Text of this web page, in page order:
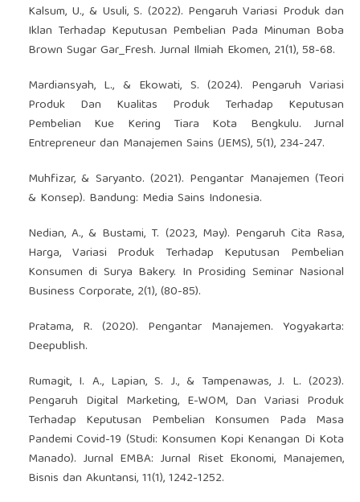
Kalsum, U., & Usuli, S. (2022). Pengaruh Variasi Produk dan
Iklan Terhadap Keputusan Pembelian Pada Minuman Boba
Brown Sugar Gar_Fresh. Jurnal Ilmiah Ekomen, 21(1), 58-68.
Mardiansyah, L., & Ekowati, S. (2024). Pengaruh Variasi
Produk Dan Kualitas Produk Terhadap Keputusan
Pembelian Kue Kering Tiara Kota Bengkulu. Jurnal
Entrepreneur dan Manajemen Sains (JEMS), 5(1), 234-247.
Muhfizar, & Saryanto. (2021). Pengantar Manajemen (Teori
& Konsep). Bandung: Media Sains Indonesia.
Nedian, A., & Bustami, T. (2023, May). Pengaruh Cita Rasa,
Harga, Variasi Produk Terhadap Keputusan Pembelian
Konsumen di Surya Bakery. In Prosiding Seminar Nasional
Business Corporate, 2(1), (80-85).
Pratama, R. (2020). Pengantar Manajemen. Yogyakarta:
Deepublish.
Rumagit, I. A., Lapian, S. J., & Tampenawas, J. L. (2023).
Pengaruh Digital Marketing, E-WOM, Dan Variasi Produk
Terhadap Keputusan Pembelian Konsumen Pada Masa
Pandemi Covid-19 (Studi: Konsumen Kopi Kenangan Di Kota
Manado). Jurnal EMBA: Jurnal Riset Ekonomi, Manajemen,
Bisnis dan Akuntansi, 11(1), 1242-1252.